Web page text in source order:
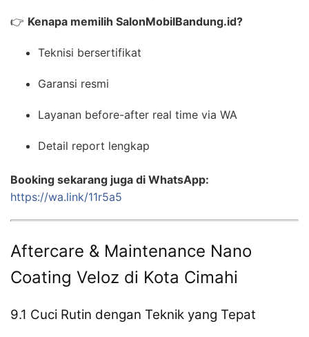
👉 Kenapa memilih SalonMobilBandung.id?
Teknisi bersertifikat
Garansi resmi
Layanan before-after real time via WA
Detail report lengkap
Booking sekarang juga di WhatsApp:
https://wa.link/11r5a5
Aftercare & Maintenance Nano
Coating Veloz di Kota Cimahi
9.1 Cuci Rutin dengan Teknik yang Tepat